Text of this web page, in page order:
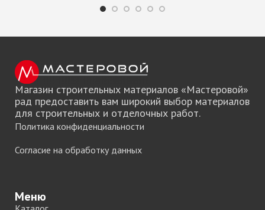
Магазин строительных материалов «Мастеровой»
рад предоставить вам широкий выбор материалов
для строительных и отделочных работ.
Политика конфиденциальности
Согласие на обработку данных
Меню